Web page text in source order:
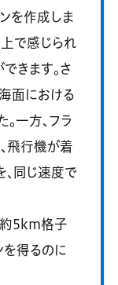
を作成しま
で感じられ
きます。さ
面における
一方、フラ
飛行機が着
同じ速度で
5km格子
得るのに